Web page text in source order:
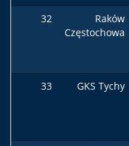
32
Raków
Częstochowa
33 GKS Tychy